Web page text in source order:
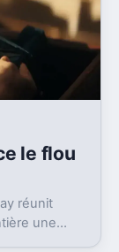
le flou
réunit
une